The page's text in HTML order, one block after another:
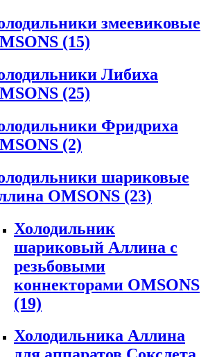
змеевиковые
(15)
Либиха
(25)
Фридриха
(2)
шариковые
OMSONS (23)
Холодильник
шариковый Аллина с
резьбовыми
коннекторами OMSONS
(19)
Холодильника Аллина